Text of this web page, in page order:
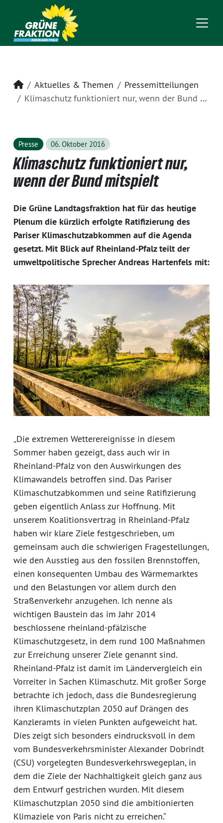
Startseite
Aktuelles & Themen
Pressemitteilungen
Klimaschutz funktioniert nur, wenn der Bund mitspielt
Presse 06. Oktober 2016
Klimaschutz funktioniert nur,
wenn der Bund mitspielt
Die Grüne Landtagsfraktion hat für das heutige
Plenum die kürzlich erfolgte Ratifizierung des
Pariser Klimaschutzabkommen auf die Agenda
gesetzt. Mit Blick auf Rheinland-Pfalz teilt der
umweltpolitische Sprecher Andreas Hartenfels mit:
„Die extremen Wetterereignisse in diesem
Sommer haben gezeigt, dass auch wir in
Rheinland-Pfalz von den Auswirkungen des
Klimawandels betroffen sind. Das Pariser
Klimaschutzabkommen und seine Ratifizierung
geben eigentlich Anlass zur Hoffnung. Mit
unserem Koalitionsvertrag in Rheinland-Pfalz
haben wir klare Ziele festgeschrieben, um
gemeinsam auch die schwierigen Fragestellungen,
wie den Ausstieg aus den fossilen Brennstoffen,
einen konsequenten Umbau des Wärmemarktes
und den Belastungen vor allem durch den
Straßenverkehr anzugehen. Ich nenne als
wichtigen Baustein das im Jahr 2014
beschlossene rheinland-pfälzische
Klimaschutzgesetz, in dem rund 100 Maßnahmen
zur Erreichung unserer Ziele genannt sind.
Rheinland-Pfalz ist damit im Ländervergleich ein
Vorreiter in Sachen Klimaschutz. Mit großer Sorge
betrachte ich jedoch, dass die Bundesregierung
ihren Klimaschutzplan 2050 auf Drängen des
Kanzleramts in vielen Punkten aufgeweicht hat.
Dies zeigt sich besonders eindrucksvoll in dem
vom Bundesverkehrsminister Alexander Dobrindt
(CSU) vorgelegten Bundesverkehrswegeplan, in
dem die Ziele der Nachhaltigkeit gleich ganz aus
dem Entwurf gestrichen wurden. Mit diesem
Klimaschutzplan 2050 sind die ambitionierten
Klimaziele von Paris nicht zu erreichen.“